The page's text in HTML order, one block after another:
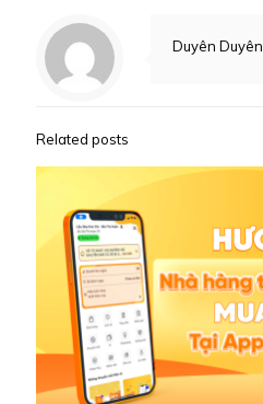
Duyên Duyên
Related posts